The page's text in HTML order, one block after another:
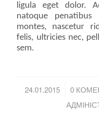
ligula eget dolor.
natoque
montes, nascetur
felis, ultricies nec,
sem.
24.01.2015
/ 0